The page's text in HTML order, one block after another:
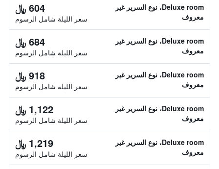
Deluxe room، نوع السرير غير
معروف
604 ﷼
سعر الليلة شامل الرسوم
Deluxe room، نوع السرير غير
معروف
684 ﷼
سعر الليلة شامل الرسوم
Deluxe room، نوع السرير غير
معروف
918 ﷼
سعر الليلة شامل الرسوم
Deluxe room، نوع السرير غير
معروف
1,122 ﷼
سعر الليلة شامل الرسوم
Deluxe room، نوع السرير غير
معروف
1,219 ﷼
سعر الليلة شامل الرسوم